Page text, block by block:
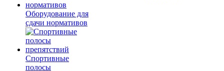
Оборудование для
сдачи нормативов
Спортивные
полосы